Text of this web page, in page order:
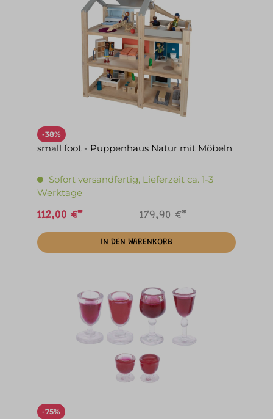
-38%
small foot - Puppenhaus Natur mit Möbeln
Sofort versandfertig, Lieferzeit ca. 1-3
Werktage
112,00 €* 179,90 €*
IN DEN WARENKORB
-75%